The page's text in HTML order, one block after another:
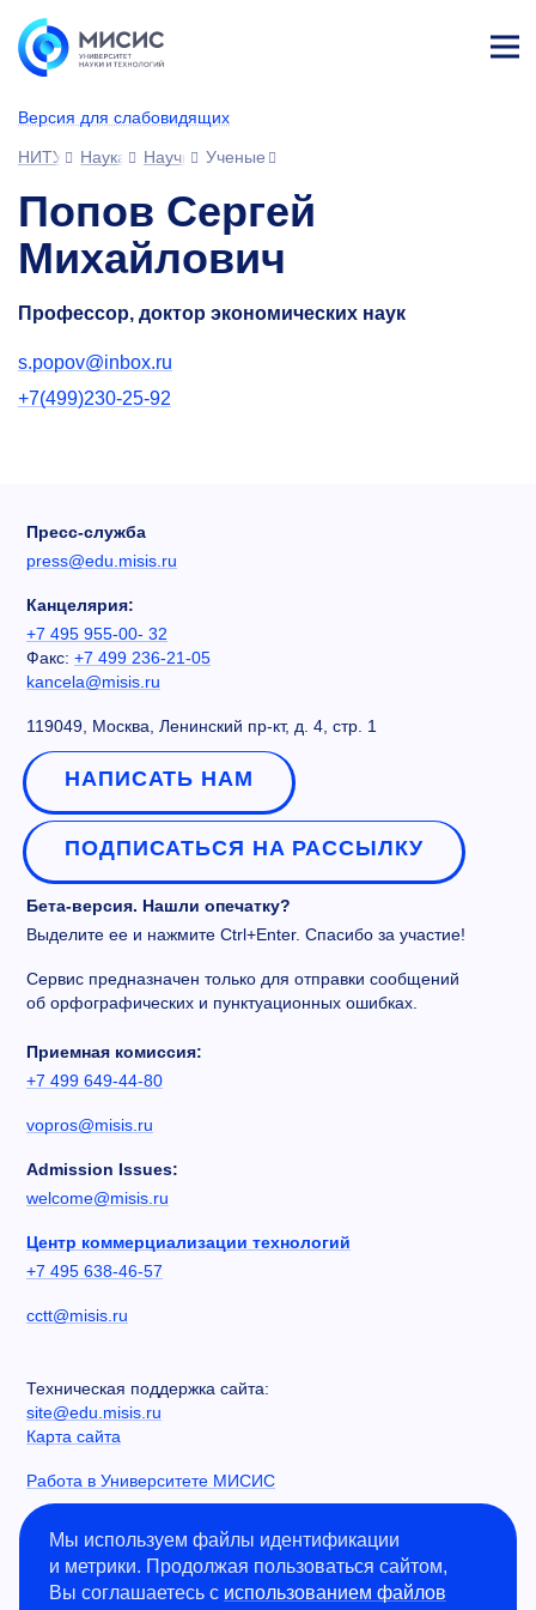
Версия для слабовидящих
НИТУ МИСИС
Наука Научное сообщество
Ученые
Попов Сергей
Михайлович
Профессор, доктор экономических наук
s.popov@inbox.ru
+7(499)230-25-92
Пресс-служба
press@edu.misis.ru
Канцелярия:
+7 495 955-00- 32
Факс: +7 499 236-21-05
kancela@misis.ru
119049, Москва, Ленинский пр-кт, д. 4, стр. 1
НАПИСАТЬ НАМ
ПОДПИСАТЬСЯ НА РАССЫЛКУ
Бета-версия. Нашли опечатку?
Выделите ее и нажмите Ctrl+Enter. Спасибо за участие!
Сервис предназначен только для отправки сообщений
об орфографических и пунктуационных ошибках.
Приемная комиссия:
+7 499 649-44-80
vopros@misis.ru
Admission Issues:
welcome@misis.ru
Центр коммерциализации технологий
+7 495 638-46-57
cctt@misis.ru
Техническая поддержка сайта:
site@edu.misis.ru
Карта сайта
Работа в Университете МИСИС
Сведения об образовательной организации
Информация о закупках
Противодействие коррупции
Мы используем файлы идентификации
и метрики. Продолжая пользоваться сайтом,
Вы соглашаетесь с использованием файлов